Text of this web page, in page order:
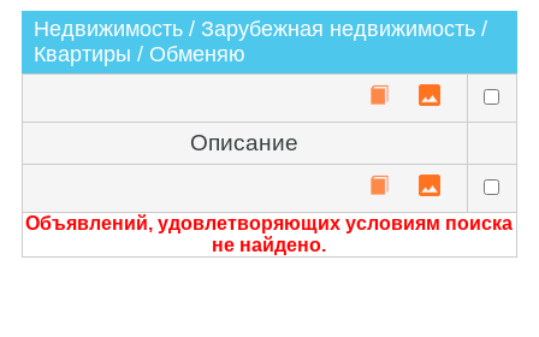
Недвижимость / Зарубежная недвижимость /
Квартиры / Обменяю
Описание
Объявлений, удовлетворяющих условиям поиска
не найдено.